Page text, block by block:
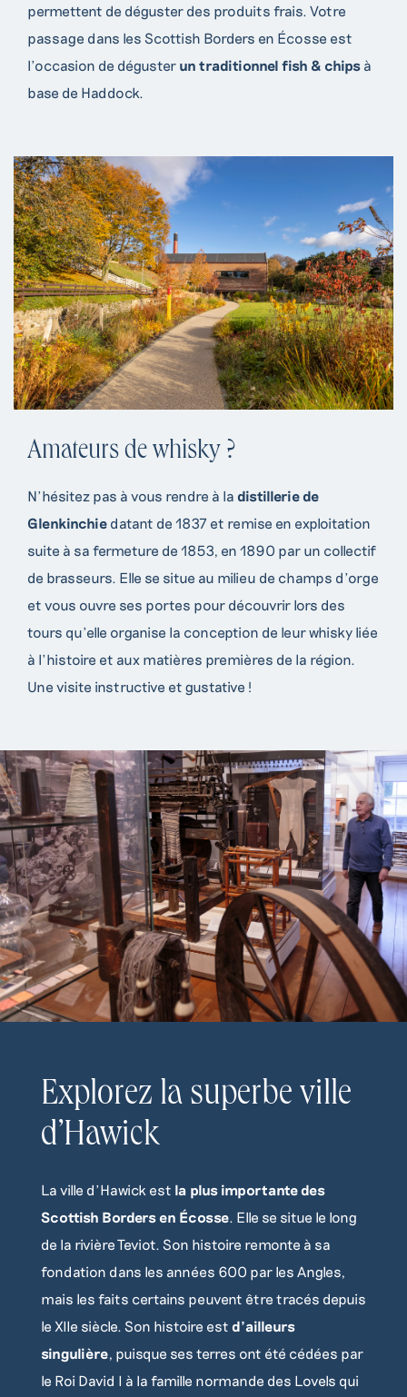
permettent de déguster des produits frais. Votre
passage dans les Scottish Borders en Écosse est
l’occasion de déguster un traditionnel fish & chips à
base de Haddock.
Amateurs de whisky ?
N’hésitez pas à vous rendre à la distillerie de
Glenkinchie datant de 1837 et remise en exploitation
suite à sa fermeture de 1853, en 1890 par un collectif
de brasseurs. Elle se situe au milieu de champs d’orge
et vous ouvre ses portes pour découvrir lors des
tours qu’elle organise la conception de leur whisky liée
à l’histoire et aux matières premières de la région.
Une visite instructive et gustative !
Explorez la superbe ville
d’Hawick
La ville d’Hawick est la plus importante des
Scottish Borders en Écosse . Elle se situe le long
de la rivière Teviot. Son histoire remonte à sa
fondation dans les années 600 par les Angles,
mais les faits certains peuvent être tracés depuis
le XIIe siècle. Son histoire est d’ailleurs
singulière , puisque ses terres ont été cédées par
le Roi David I à la famille normande des Lovels qui